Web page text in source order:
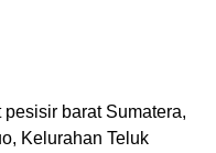
barat Sumatera,
Kelurahan Teluk